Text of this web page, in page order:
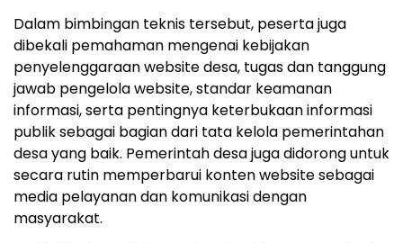
Dalam bimbingan teknis tersebut, peserta juga
dibekali pemahaman mengenai kebijakan
penyelenggaraan website desa, tugas dan tanggung
jawab pengelola website, standar keamanan
informasi, serta pentingnya keterbukaan informasi
publik sebagai bagian dari tata kelola pemerintahan
desa yang baik. Pemerintah desa juga didorong untuk
secara rutin memperbarui konten website sebagai
media pelayanan dan komunikasi dengan
masyarakat.